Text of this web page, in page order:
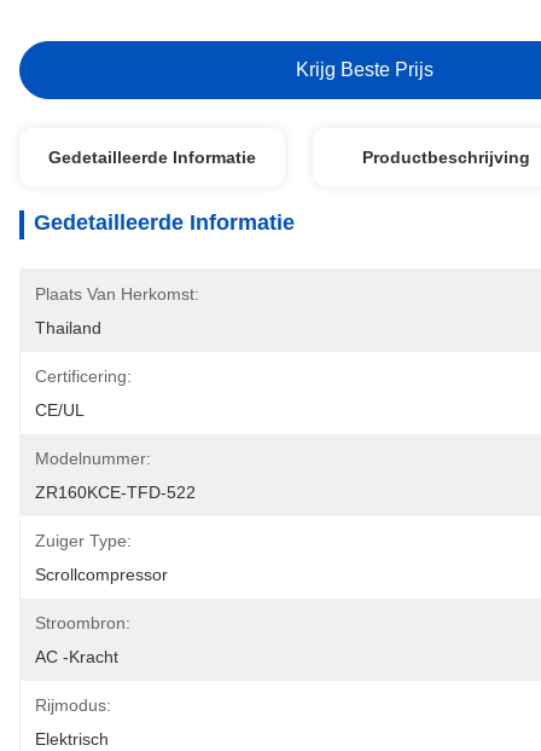
Krijg Beste Prijs
Gedetailleerde Informatie Productbeschrijving
Gedetailleerde Informatie
Plaats Van Herkomst:
Thailand
Certificering:
CE/UL
Modelnummer:
ZR160KCE-TFD-522
Zuiger Type:
Scrollcompressor
Stroombron:
AC -kracht
Rijmodus:
Elektrisch